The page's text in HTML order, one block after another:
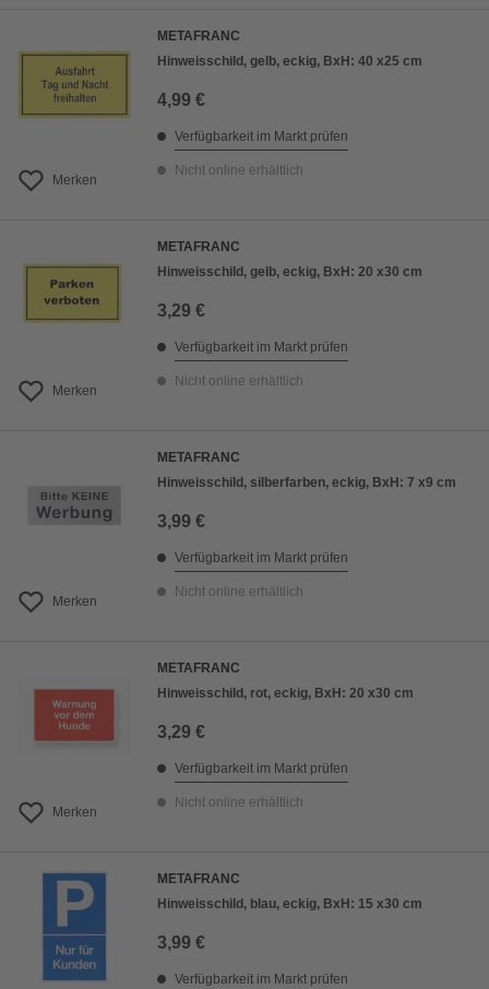
Merken
METAFRANC
Hinweisschild, gelb, eckig, BxH: 40 x25 cm
4,99 €
Verfügbarkeit im Markt prüfen
Nicht online erhältlich
Merken
METAFRANC
Hinweisschild, gelb, eckig, BxH: 20 x30 cm
3,29 €
Verfügbarkeit im Markt prüfen
Nicht online erhältlich
Merken
METAFRANC
Hinweisschild, silberfarben, eckig, BxH: 7 x9 cm
3,99 €
Verfügbarkeit im Markt prüfen
Nicht online erhältlich
Merken
METAFRANC
Hinweisschild, rot, eckig, BxH: 20 x30 cm
3,29 €
Verfügbarkeit im Markt prüfen
Nicht online erhältlich
METAFRANC
Hinweisschild, blau, eckig, BxH: 15 x30 cm
3,99 €
Verfügbarkeit im Markt prüfen